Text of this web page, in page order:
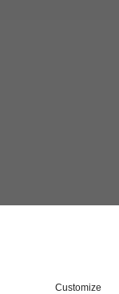
Customize